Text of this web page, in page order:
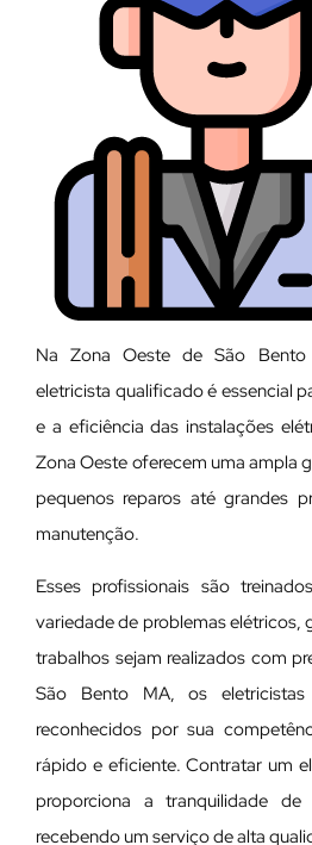
Na Zona Oeste de São
eletricista qualificado é essencial
e a eficiência das instalações
Zona Oeste oferecem uma ampla
pequenos reparos até grandes
manutenção.
Esses profissionais são
variedade de problemas elétricos,
trabalhos sejam realizados com
São Bento MA, os
reconhecidos por sua
rápido e eficiente. Contratar um
proporciona a tranquilidade
recebendo um serviço de alta